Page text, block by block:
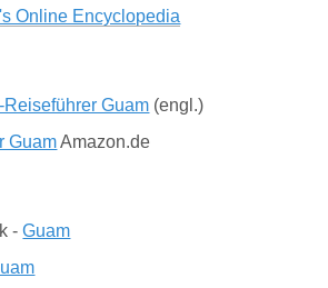
Online Encyclopedia
Reiseführer Guam (engl.)
GuamAmazon.de
-Guam